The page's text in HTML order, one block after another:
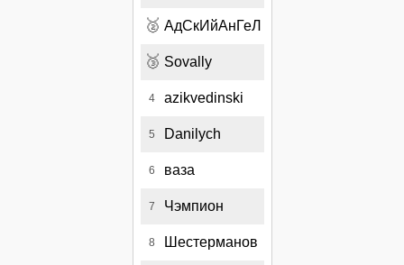
🥈 АдСкИйАнГеЛ
🥉 Sovally
4 azikvedinski
5 Danilych
6 ваза
7 Чэмпион
8 Шестерманов